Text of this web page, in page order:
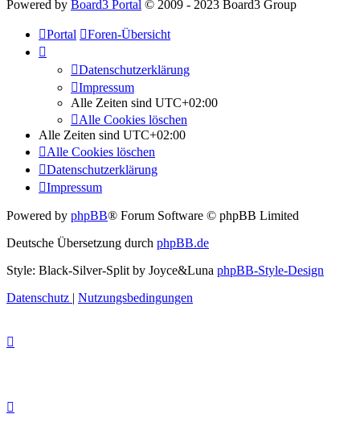
Powered by Board3 Portal © 2009 - 2023 Board3 Group
Portal Foren-Übersicht
Datenschutzerklärung
Impressum
Alle Zeiten sind UTC+02:00
Alle Cookies löschen
Alle Zeiten sind UTC+02:00
Alle Cookies löschen
Datenschutzerklärung
Impressum
Powered by phpBB® Forum Software © phpBB Limited
Deutsche Übersetzung durch phpBB.de
Style: Black-Silver-Split by Joyce&Luna phpBB-Style-Design
Datenschutz | Nutzungsbedingungen